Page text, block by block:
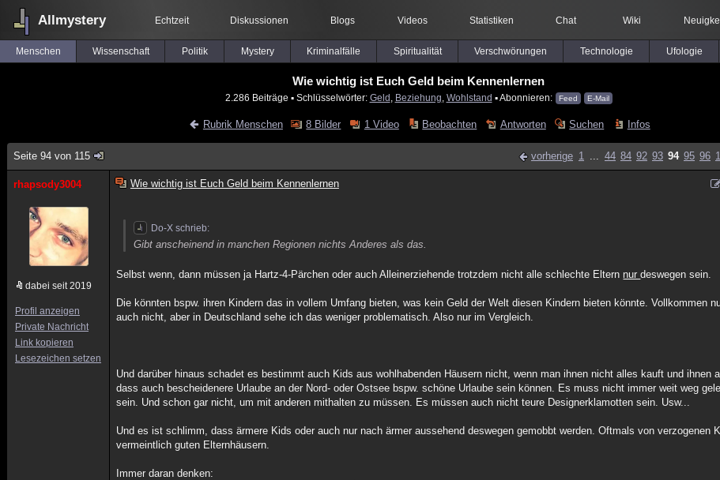
Allmystery Echtzeit Diskussionen Blogs Videos Statistiken Chat Wiki
Menschen Wissenschaft Politik Mystery Kriminalfälle Spiritualität Verschwörungen Technologie Ufologie
Wie wichtig ist Euch Geld beim Kennenlernen
2.286 Beiträge ▪ Schlüsselwörter: Geld Beziehung Wohlstand ▪ Abonnieren: Feed E-Mail
Rubrik Menschen 8 Bilder 1 Video Beobachten Antworten Suchen Infos
Seite 94 von 115 vorherige 1 ... 44 84 92 93 94 95 96
rhapsody3004
dabei seit 2019
Profil anzeigen
Private Nachricht
Link kopieren
Lesezeichen setzen
Wie wichtig ist Euch Geld beim Kennenlernen
Do-X schrieb:
Gibt anscheinend in manchen Regionen nichts Anderes als das.
Selbst wenn, dann müssen ja Hartz-4-Pärchen oder auch Alleinerziehende trotzdem nicht alle schlechte Eltern nurdeswegen sein.
Die könnten bspw. ihren Kindern das in vollem Umfang bieten, was kein Geld der Welt diesen Kindern bieten könnte. Vollkommen
auch nicht, aber in Deutschland sehe ich das weniger problematisch. Also nur im Vergleich.
Und darüber hinaus schadet es bestimmt auch Kids aus wohlhabenden Häusern nicht, wenn man ihnen nicht alles kauft und ihnen
dass auch bescheidenere Urlaube an der Nord- oder Ostsee bspw. schöne Urlaube sein können. Es muss nicht immer weit weg
sein. Und schon gar nicht, um mit anderen mithalten zu müssen. Es müssen auch nicht teure Designerklamotten sein. Usw...
Und es ist schlimm, dass ärmere Kids oder auch nur nach ärmer aussehend deswegen gemobbt werden. Oftmals von verzogenen
vermeintlich guten Elternhäusern.
Immer daran denken: